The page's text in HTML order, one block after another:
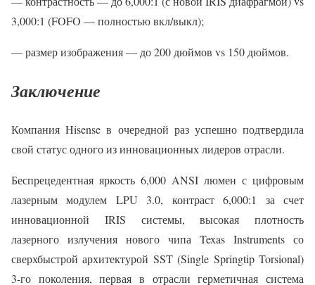
3,000:1 (FOFO — полностью вкл/выкл);
— размер изображения — до 200 дюймов vs 150 дюймов.
Заключение
Компания Hisense в очередной раз успешно подтвердила
свой статус одного из инновационных лидеров отрасли.
Беспрецедентная яркость 6,000 ANSI люмен с цифровым
лазерным модулем LPU 3.0, контраст 6,000:1 за счет
инновационной IRIS системы, высокая плотность
лазерного излучения нового чипа Texas Instruments со
сверхбыстрой архитектурой SST (Single Springtip Torsional)
3-го поколения, первая в отрасли герметичная система